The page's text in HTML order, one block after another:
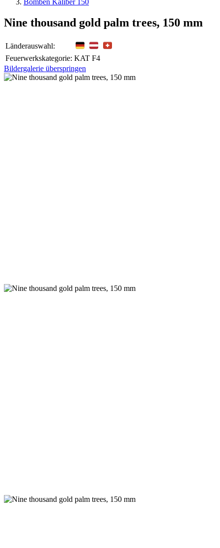
Bomben Kaliber 150
Nine thousand gold palm trees, 150 mm
Länderauswahl:
Feuerwerkskategorie: KAT F4
Bildergalerie überspringen